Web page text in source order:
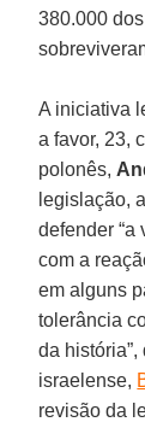
380.000
A iniciativa
a favor, 23,
polonês,
legislação,
defender “a
com a
em alguns
tolerância
da
israelense,
revisão da